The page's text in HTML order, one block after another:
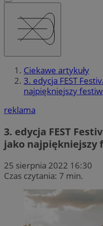
Ciekawe artykuły
3. edycja FEST
najpiękniejszy
reklama
3. edycja FEST
jako najpiękniejszy
25 sierpnia 2022 16:30
Czas czytania: 7 min.